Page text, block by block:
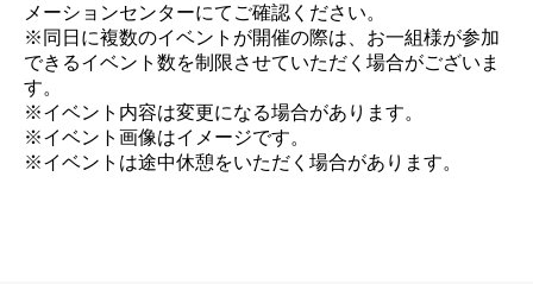
メーションセンターにてご確認ください。
※同日に複数のイベントが開催の際は、お一組様が参加
できるイベント数を制限させていただく場合がございま
す。
※イベント内容は変更になる場合があります。
※イベント画像はイメージです。
※イベントは途中休憩をいただく場合があります。